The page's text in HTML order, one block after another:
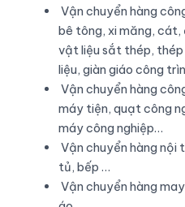
Vận chuyển hàng
bê tông, xi măng,
vật liệu sắt thép, thép
liệu, giàn giáo công
Vận chuyển hàng
máy tiện, quạt công
máy công nghiệp…
Vận chuyển hàng nội
tủ, bếp …
Vận chuyển hàng